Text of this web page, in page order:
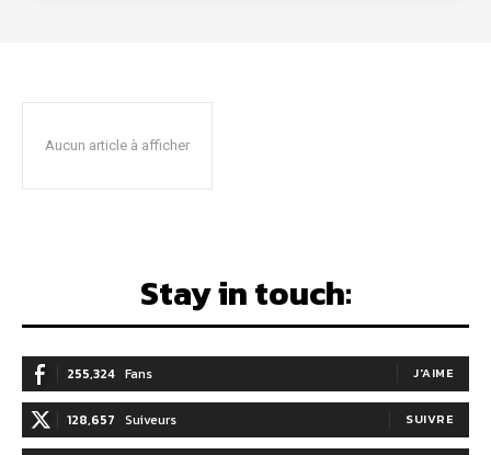
Aucun article à afficher
Stay in touch:
255,324 Fans J'AIME
128,657 Suiveurs SUIVRE